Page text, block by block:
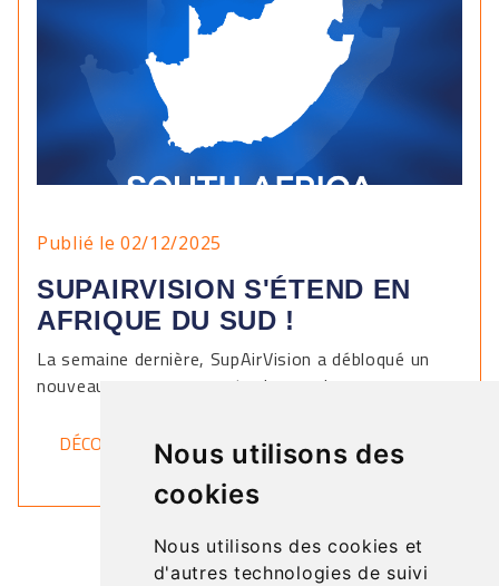
Nous utilisons des
cookies
Nous utilisons des cookies et
d'autres technologies de suivi
Publié le 02/12/2025
SUPAIRVISION S'ÉTEND EN
AFRIQUE DU SUD !
La semaine dernière, SupAirVision a débloqué un
nouveau pays sur sa carte du monde.
DÉCOUVRIR